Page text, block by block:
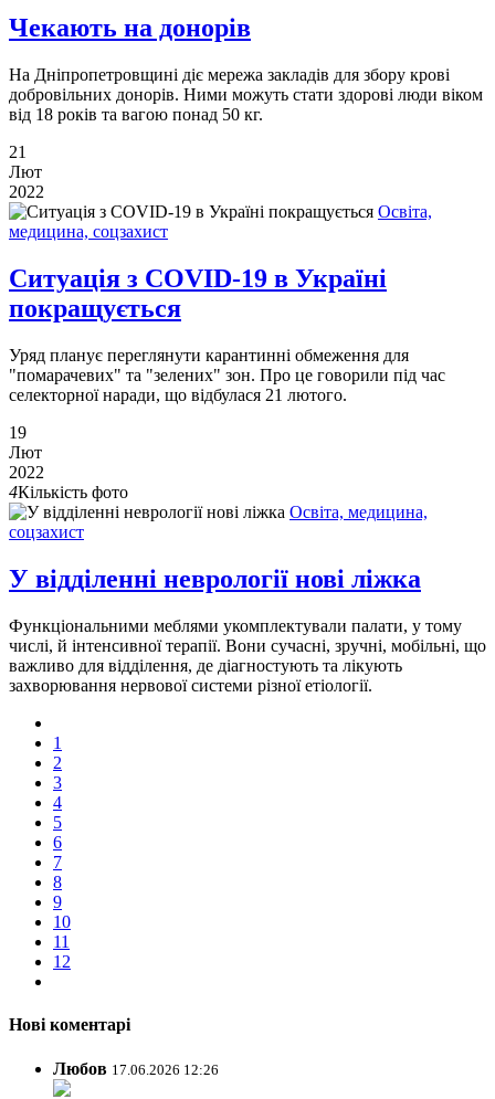
Чекають на донорів
На Дніпропетровщині діє мережа закладів для збору крові
добровільних донорів. Ними можуть стати здорові люди віком
від 18 років та вагою понад 50 кг.
21
Лют
2022
Освіта,
медицина, соцзахист
Ситуація з COVID-19 в Україні
покращується
Уряд планує переглянути карантинні обмеження для
"помарачевих" та "зелених" зон. Про це говорили під час
селекторної наради, що відбулася 21 лютого.
19
Лют
2022
4Кількість фото
Освіта, медицина,
соцзахист
У відділенні неврології нові ліжка
Функціональними меблями укомплектували палати, у тому
числі, й інтенсивної терапії. Вони сучасні, зручні, мобільні, що
важливо для відділення, де діагностують та лікують
захворювання нервової системи різної етіології.
1
2
3
4
5
6
7
8
9
10
11
12
Нові коментарі
Любов 17.06.2026 12:26